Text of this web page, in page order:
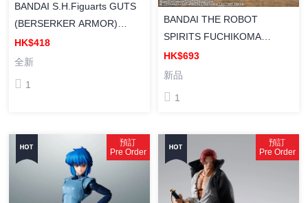
BANDAI S.H.Figuarts GUTS
(BERSERKER ARMOR)
[SHF]《烙印戰士》格斯 (狂戦
士之甲冑) (再販)
HK$418
全新
1
BANDAI THE ROBOT
SPIRITS FUCHIKOMA
[ROBOT魂] 《攻殼機動隊》塔
奇克馬 -Ghost Side-
HK$693
新品
1
預訂
Pre Order
預訂
Pre Order